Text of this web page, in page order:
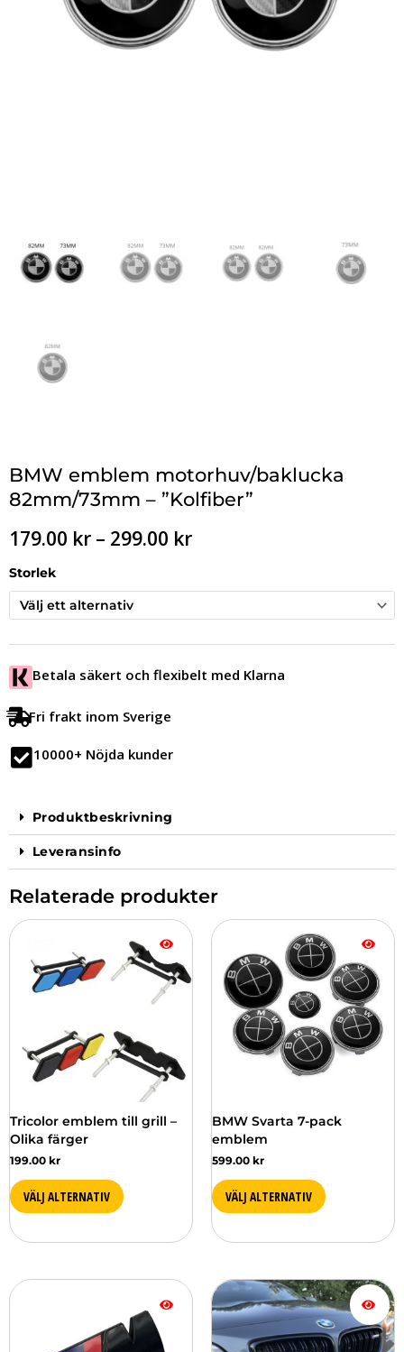
BMW emblem motorhuv/baklucka
82mm/73mm – ”Kolfiber”
179.00 kr – 299.00 krPrisintervall:
299.00 kr
Storlek
Betala säkert och flexibelt med Klarna
Fri frakt inom Sverige
10000+ Nöjda kunder
Produktbeskrivning
Leveransinfo
Relaterade produkter
Tricolor emblem till grill –
Olika färger
199.00 kr
VÄLJ ALTERNATIV
Den
produkten
olika
alternativen
på
produktsidan
BMW Svarta 7-pack
emblem
599.00 kr
VÄLJ ALTERNATIV
Den
produkten
har
flera
varianter.
olika
alternativen
på
produktsidan
Den
Den
här
produkten
har